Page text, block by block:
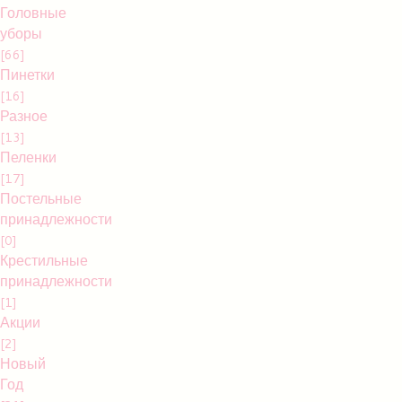
Головные
уборы
[66]
Пинетки
[16]
Разное
[13]
Пеленки
[17]
Постельные
принадлежности
[0]
Крестильные
принадлежности
[1]
Акции
[2]
Новый
Год